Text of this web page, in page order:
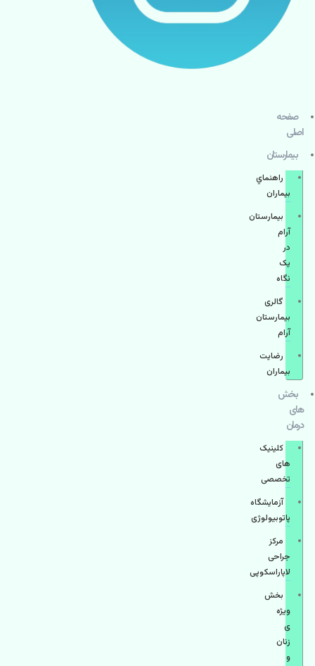
صفحه
اصلی
بيمارستان
راهنماي
بیماران
بیمارستان
آرام
در
یک
نگاه
گالری
بیمارستان
آرام
رضایت
بیماران
بخش
های
درمان
کلینیک
های
تخصصی
آزمایشگاه
پاتوبیولوژی
مرکز
جراحی
لاپاراسکوپی
بخش
ویژه
ی
زنان
و